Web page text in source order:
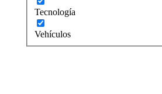
Tecnología
Vehículos